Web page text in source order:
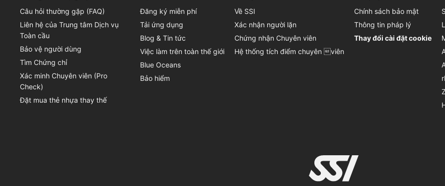
Câu hỏi thường gặp (FAQ)
Liên hệ của Trung tâm Dịch vụ
Toàn cầu
Bảo vệ người dùng
Tìm Chứng chỉ
Xác minh Chuyên viên (Pro
Check)
Đặt mua thẻ nhựa thay thế
Đăng ký miễn phí
Tải ứng dụng
Blog & Tin tức
Việc làm trên toàn thế giới
Blue Oceans
Bảo hiểm
Về SSI
Xác nhận người lặn
Chứng nhận Chuyên viên
Hệ thống tích điểm chuyên viên
Chính sách bảo mật
Thông tin pháp lý
Thay đổi cài đặt cookie